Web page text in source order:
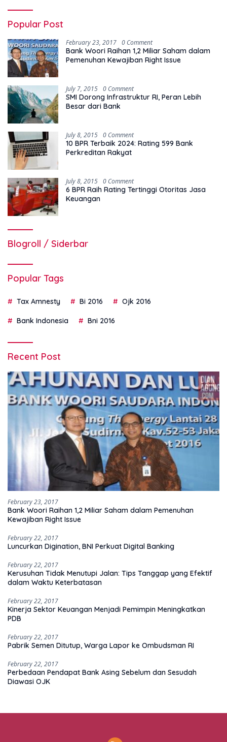
Popular Post
February 23, 2017 0 Comment
Bank Woori Raihan 1,2 Miliar Saham dalam
Pemenuhan Kewajiban Right Issue
July 7, 2015 0 Comment
SMI Dorong Infrastruktur RI, Peran Lebih
Besar dari Bank
July 8, 2015 0 Comment
10 BPR Terbaik 2024: Rating 599 Bank
Perkreditan Rakyat
July 8, 2015 0 Comment
6 BPR Raih Rating Tertinggi Otoritas Jasa
Keuangan
Blogroll / Siderbar
Popular Tags
Tax Amnesty Bi 2016 Ojk 2016
Bank Indonesia Bni 2016
Recent Post
February 23, 2017
Bank Woori Raihan 1,2 Miliar Saham dalam Pemenuhan
Kewajiban Right Issue
February 22, 2017
Luncurkan Digination, BNI Perkuat Digital Banking
February 22, 2017
Kerusuhan Tidak Menutupi Jalan: Tips Tanggap yang Efektif
dalam Waktu Keterbatasan
February 22, 2017
Kinerja Sektor Keuangan Menjadi Pemimpin Meningkatkan
PDB
February 22, 2017
Pabrik Semen Ditutup, Warga Lapor ke Ombudsman RI
February 22, 2017
Perbedaan Pendapat Bank Asing Sebelum dan Sesudah
Diawasi OJK